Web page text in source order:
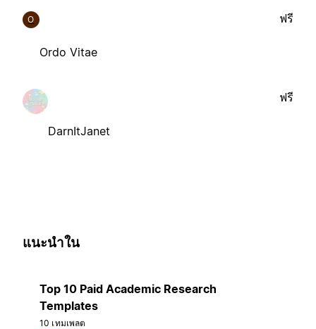
O
Ordo Vitae
ฟรี
DarnItJanet
ฟรี
แนะนำใน
Top 10 Paid Academic Research
Templates
10 เทมเพลต